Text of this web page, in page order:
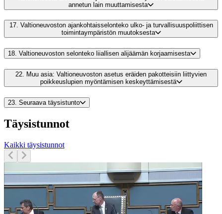
annetun lain muuttamisesta
17. Valtioneuvoston ajankohtaisselonteko ulko- ja turvallisuuspoliittisen
toimintaympäristön muutoksesta
18. Valtioneuvoston selonteko liiallisen alijäämän korjaamisesta
22.
Muu asia: Valtioneuvoston asetus eräiden pakotteisiin liittyvien
poikkeuslupien myöntämisen keskeyttämisestä
23. Seuraava täysistunto
Täysistunnot
Kaikki täysistunnot